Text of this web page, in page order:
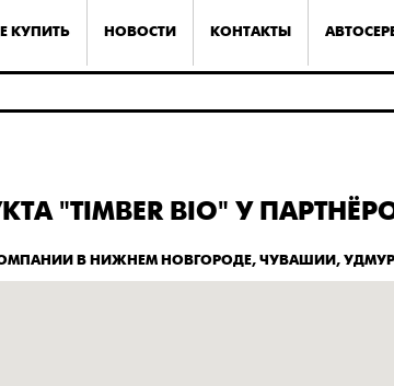
КУПИТЬ НОВОСТИ КОНТАКТЫ
"TIMBER BIO" У
В НИЖНЕМ НОВГОРОДЕ, ЧУВАШИИ,